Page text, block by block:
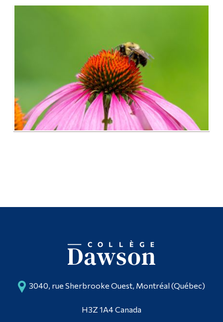
3040, rue Sherbrooke Ouest, Montréal (Québec)
H3Z 1A4 Canada